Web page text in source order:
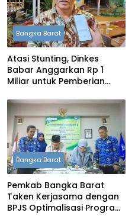
Bangka Barat
Atasi Stunting, Dinkes
Babar Anggarkan Rp 1
Miliar untuk Pemberian
Bangka Barat
Pemkab Bangka Barat
Taken Kerjasama dengan
BPJS Optimalisasi Program